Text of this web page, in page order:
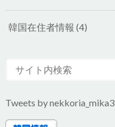
韓国在住者情報 (4)
Tweets by nekkoria_mika3